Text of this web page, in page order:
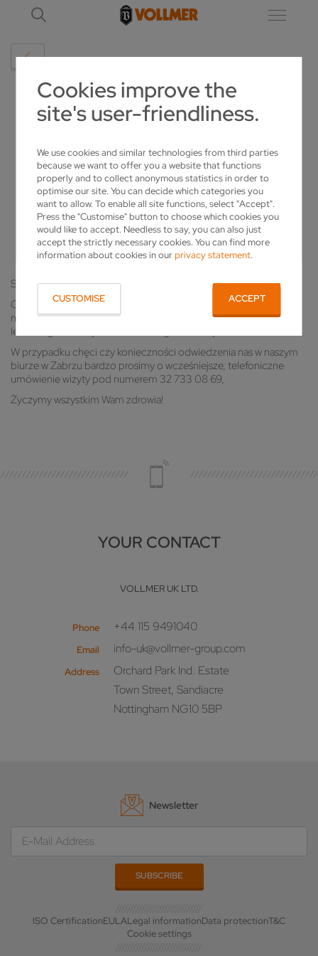
Cookies improve the
site's user-friendliness.
We use cookies and similar technologies from third parties
because we want to offer you a website that functions
properly and to collect anonymous statistics in order to
optimise our site. You can decide which categories you
want to allow. To enable all site functions, select "Accept".
Press the "Customise" button to choose which cookies you
would like to accept. Needless to say, you can also just
accept the strictly necessary cookies. You can find more
information about cookies in ourprivacy statement.
CUSTOMISE ACCEPT
DETAILS
INFORMACJA WS TRYBU PRACY BIURA
VOLLMER POLSKA OD 2-GO LISTOPADA
B.R.
2020-10-30
Szanowni Klienci, Partnerzy, Goście!
Od poniedziałku 2-go października pracować będziemy w
normalnych godzinach od poniedziałku do piątku (8.00- 16.00)
lecz w ograniczonym zakresie usług serwisowych.
W przypadku chęci czy konieczności odwiedzenia nas w naszym
biurze w Zabrzu bardzo prosimy o wcześniejsze, telefoniczne
umówienie wizyty pod numerem 32 733 08 69,
Życzymy wszystkim Wam zdrowia!
YOUR CONTACT
VOLLMER UK LTD.
Phone +44 115 9491040
Email info-uk@vollmer-group.com
Address
Orchard Park Ind. Estate
Town Street, Sandiacre
Nottingham NG10 5BP
Newsletter
ISO CertificationEULALegal informationData protectionT&C
Cookie settings